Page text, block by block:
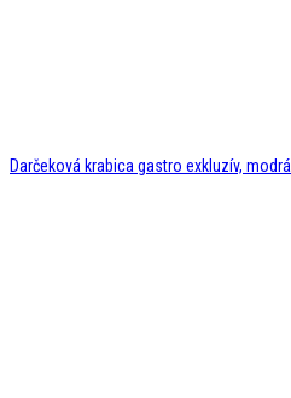
Darčeková krabica gastro exkluzív, modrá